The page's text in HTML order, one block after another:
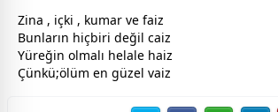
Zina , içki , kumar ve faiz
Bunların hiçbiri değil caiz
Yüreğin olmalı helale haiz
Çünkü;ölüm en güzel vaiz